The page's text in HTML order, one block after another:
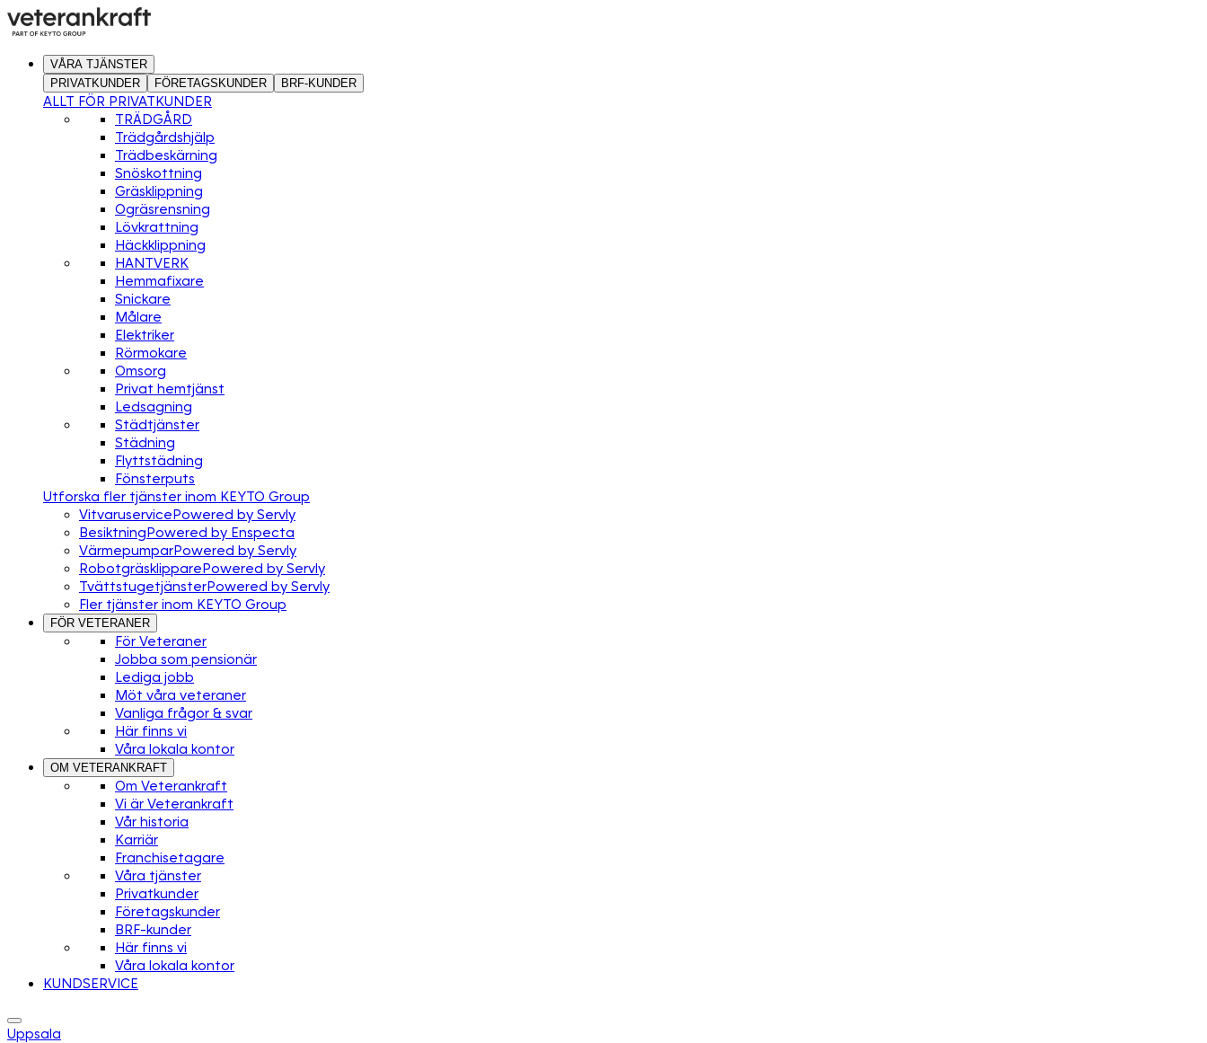
VÅRA TJÄNSTER
PRIVATKUNDER
FÖRETAGSKUNDER BRF-KUNDER
ALLT FÖR PRIVATKUNDER
TRÄDGÅRD
Trädgårdshjälp
Trädbeskärning
Snöskottning
Gräsklippning
Ogräsrensning
Lövkrattning
Häckklippning
HANTVERK
Hemmafixare
Snickare
Målare
Elektriker
Rörmokare
Omsorg
Privat hemtjänst
Ledsagning
Städtjänster
Städning
Flyttstädning
Fönsterputs
Utforska fler tjänster inom KEYTO Group
VitvaruservicePowered by Servly
BesiktningPowered by Enspecta
VärmepumparPowered by Servly
RobotgräsklipparePowered by Servly
TvättstugetjänsterPowered by Servly
Fler tjänster inom KEYTO Group
FÖR VETERANER
För Veteraner
Jobba som pensionär
Lediga jobb
Möt våra veteraner
Vanliga frågor & svar
Här finns vi
Våra lokala kontor
OM VETERANKRAFT
Om Veterankraft
Vi är Veterankraft
Vår historia
Karriär
Franchisetagare
Våra tjänster
Privatkunder
Företagskunder
BRF-kunder
Här finns vi
Våra lokala kontor
KUNDSERVICE
Uppsala